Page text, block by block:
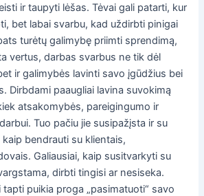
ir taupyti lėšas. Tėvai gali patarti, kur
bet labai svarbu, kad uždirbti pinigai
turėtų galimybę priimti sprendimą,
vertus, darbas svarbus ne tik dėl
ir galimybės lavinti savo įgūdžius bei
Dirbdami paaugliai lavina suvokimą
atsakomybės, pareigingumo ir
Tuo pačiu jie susipažįsta ir su
bendrauti su klientais,
Galiausiai, kaip susitvarkyti su
dirbti tingisi ar nesiseka.
puikia proga „pasimatuoti“ savo